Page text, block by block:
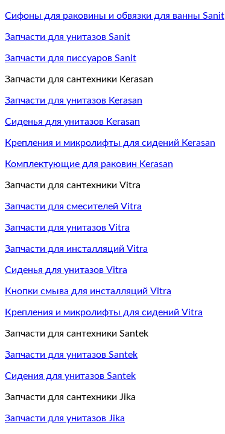
Сифоны для раковины и обвязки для ванны Sanit
Запчасти для унитазов Sanit
Запчасти для писсуаров Sanit
Запчасти для сантехники Kerasan
Запчасти для унитазов Kerasan
Сиденья для унитазов Kerasan
Крепления и микролифты для сидений Kerasan
Комплектующие для раковин Kerasan
Запчасти для сантехники Vitra
Запчасти для смесителей Vitra
Запчасти для унитазов Vitra
Запчасти для инсталляций Vitra
Сиденья для унитазов Vitra
Кнопки смыва для инсталляций Vitra
Крепления и микролифты для сидений Vitra
Запчасти для сантехники Santek
Запчасти для унитазов Santek
Сидения для унитазов Santek
Запчасти для сантехники Jika
Запчасти для унитазов Jika